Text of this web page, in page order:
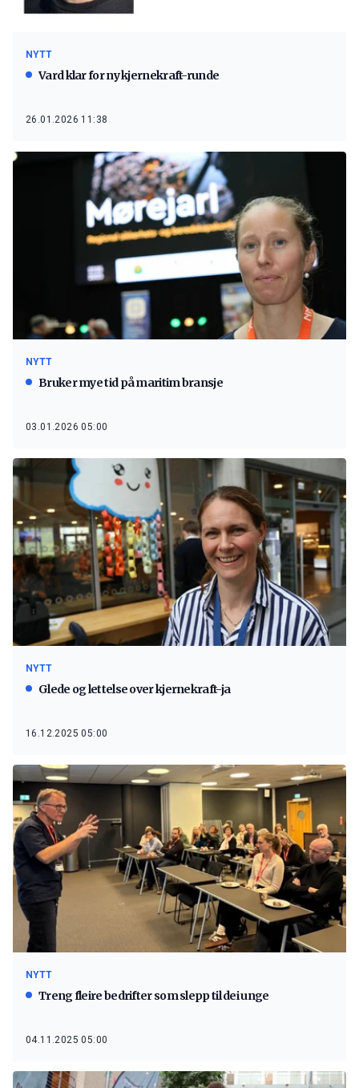
NYTT
Vard klar for ny kjernekraft-runde
26.01.2026 11:38
NYTT
Bruker mye tid på maritim bransje
03.01.2026 05:00
NYTT
Glede og lettelse over kjernekraft-ja
16.12.2025 05:00
NYTT
Treng fleire bedrifter som slepp til dei unge
04.11.2025 05:00